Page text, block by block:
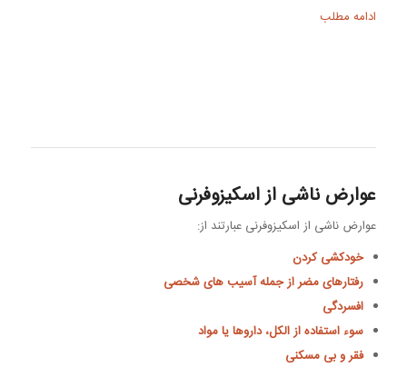
ادامه مطلب
عوارض ناشی از اسکیزوفرنی
عوارض ناشی از اسکیزوفرنی عبارتند از:
خودکشی کردن
رفتارهای مضر از جمله آسیب های شخصی
افسردگی
سوء استفاده از الکل، داروها یا مواد
فقر و بی مسکنی